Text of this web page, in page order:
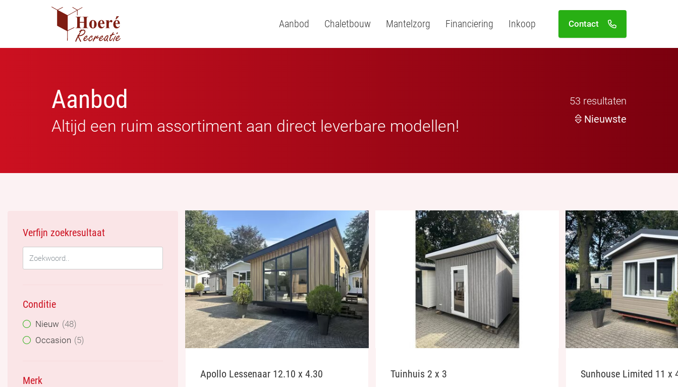
Aanbod
Altijd een ruim assortiment aan direct leverbare modellen!
53 resultaten
Nieuwste
Verfijn zoekresultaat
Conditie
Nieuw 48
Occasion
5
Merk
Apollo Lessenaar 12.10 x 4.30 Tuinhuis 2 x 3 Sunhouse Limited 11 x
Contact
Aanbod Chaletbouw Mantelzorg Financiering Inkoop